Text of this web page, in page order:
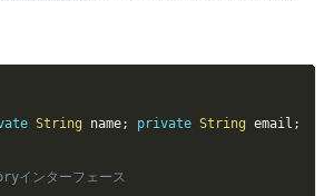
String name; private String email ;
ンターフェース